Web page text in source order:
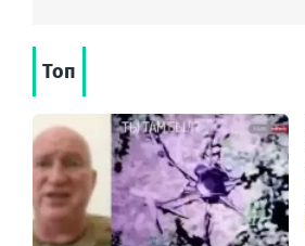
Топ